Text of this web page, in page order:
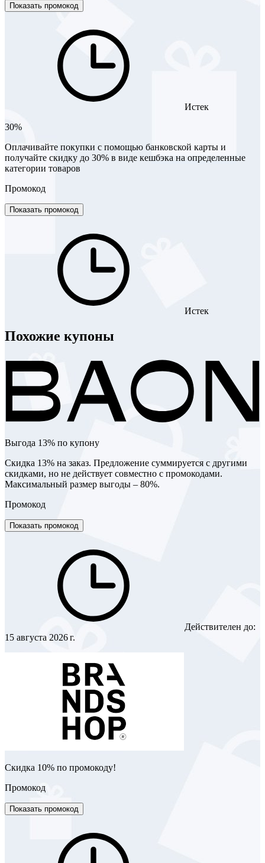
Показать промокод
Истек
30%
Оплачивайте покупки с помощью банковской карты и
получайте скидку до 30% в виде кешбэка на определенные
категории товаров
Промокод
Показать промокод
Истек
Похожие купоны
Выгода 13% по купону
Скидка 13% на заказ. Предложение суммируется с другими
скидками, но не действует совместно с промокодами.
Максимальный размер выгоды – 80%.
Промокод
Показать промокод
Действителен до:
15 августа 2026 г.
Скидка 10% по промокоду!
Промокод
Показать промокод